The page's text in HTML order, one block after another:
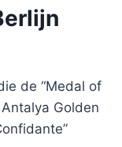
de “Medal of
Golden